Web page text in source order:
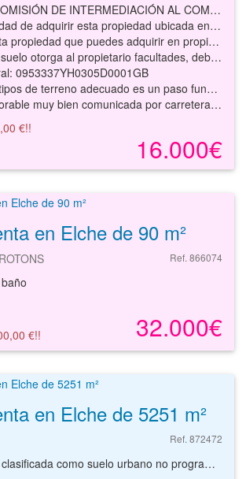
NO COBRAMOS COMISIÓN DE INTERMEDIACIÓN AL COMPRADOR
adquirir esta propiedad ubicada en esta localidad.
en propiedad, muy bien distribuida ofreciendo todo lo que necesitas para tu proyecto.
cumplimiento de las mismas previene de sanciones, multas y facilita el camino para ser partícipe en un nuevo plan de urbanización. En todo caso, siempre es recomendable consultar con la Administración las ordenaciones territoriales.
0953337YH0305D0001GB
o desarrollo. Considerar cuidadosamente factores como la estabilidad del suelo, el drenaje, la topografía y las regulaciones locales puede marcar la diferencia entre el éxito y el fracaso de un proyecto.
o del país. Situado en una zona residencial tranquila, aprovecha de esta propiedad en una ubicación estratégica. Dispone de todos los servicios públicos o privados necesarios como pequeño comercio de proximidad, supermercados y gran oferta gastronómica.
16.000€
€!!
en Elche de 90 m²
Ref. 866074
32.000€
€!!
en Elche de 5251 m²
Ref. 872472
Parcela de terreno clasificada como suelo urbano no programado con una superficie de 5251 m² situada en la localidad de Elche, provincia de Alicante. La finca de uso residencial para casa adosada o pareada dispone de una superficie de 5251 m² y una edificabilidad de 204 m²t. Parcela de geometría irregular y topografía sensiblemente llana, con vegetación erial y arbustiva. La finca se ubica en el extrarradio del casco urbano del municipio. Las comunicaciones son buenas, con varios accesos viarios cerca, AP-7, CV-8615, N-340 y CV-86 entre otros y con la estación del tren a pocos minutos. La zona dispone de equipamiento variado, centro de salud, restaurantes, farmacias, supermercados, colegios, centro comercial, etc. Con nuestros servicios podrá conocer las posibilidades reales de este suelo y valorar sus posibilidades de inversión. Empiece ahora mismo pidiendo más información. Un responsable cercano a usted le atenderá personalmente.